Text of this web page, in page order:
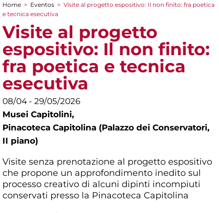
You are here
Home > Eventos > Visite al progetto espositivo: Il non finito: fra poetica
e tecnica esecutiva
Visite al progetto
espositivo: Il non finito:
fra poetica e tecnica
esecutiva
08/04 - 29/05/2026
Musei Capitolini,
Pinacoteca Capitolina (Palazzo dei Conservatori,
II piano)
Visite senza prenotazione al progetto espositivo
che propone un approfondimento inedito sul
processo creativo di alcuni dipinti incompiuti
conservati presso la Pinacoteca Capitolina